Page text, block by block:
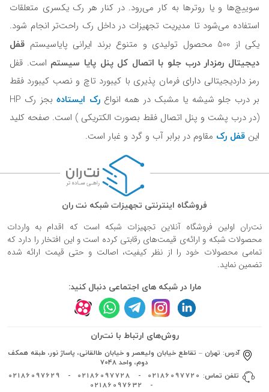
سوییچ‌ها و یا روترها به کار می‌رود. در کنار هر رک یکسری متعلقات
استفاده می‌شود تا مدیریت تجهیزات در داخل رک راحت‌تر انجام شود.
یکی از 500 محصول تولیدی و متنوع برند ایرانی پایاسیستم
قفل
دیجیتال رمزدار درب جلو با اتصال کل پنل پایا سیستم است. قفل
رمز داردیجیتالی دارای فرمان پذیری با کیبورد تاچ و نصب کیبورد فقط
بر درب جلو شیشه یا مشبک در همه انواعرک ایستاده
بجز رک HP
(در درب پشت و پنل اتصال فقط بصورت الکتریکی ) است. صفحه کلید
این قفل رک مقاوم در برابر آب و گرد و غبار است.
فروشگاه اینترنتی تجهیزات شبکه نت ران
نت‌ران اولین فروشگاه آنلاین تجهیزات شبکه است که اقدام به واردات
محصولات شبکه و ارائه‌ی قیمت‌های رقابتی کرده است و این افتخار را دارد که
تمامی محصولات خود را از نظر کیفیت، اصالت و حتی قیمت ارائه شده
تضمین نماید.
مارا در شبکه های اجتماعی دنبال کنید:
روش‌های ارتباط با نت‌ران
آدرس: تهران – تقاطع خیابان ولیعصر و خیابان طالقانی، پاساژ نور، طبقه همکف
دوم، واحد 7048
تلفن تماس: 02186097720
-
02186097728
-
02186097629
-
02186097632